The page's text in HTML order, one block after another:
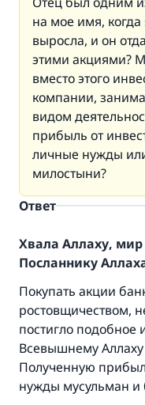
на мое имя,
выросла, и он
этими акциями?
вместо этого
компании,
видом
прибыль от
личные нужды
милостыни?
Ответ
Хвала Аллаху,
Посланнику
Покупать акции
ростовщичеством,
постигло подобное
Всевышнему Аллаху
Полученную
нужды мусульман и